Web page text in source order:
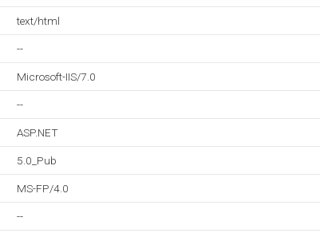
text/html
--
Microsoft-IIS/7.0
--
ASP.NET
5.0_Pub
MS-FP/4.0
--